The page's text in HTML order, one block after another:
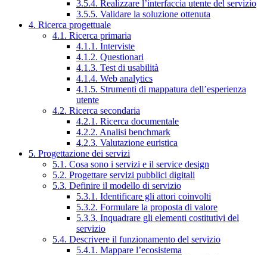
3.5.4. Realizzare l’interfaccia utente del servizio
3.5.5. Validare la soluzione ottenuta
4. Ricerca progettuale
4.1. Ricerca primaria
4.1.1. Interviste
4.1.2. Questionari
4.1.3. Test di usabilità
4.1.4. Web analytics
4.1.5. Strumenti di mappatura dell’esperienza
utente
4.2. Ricerca secondaria
4.2.1. Ricerca documentale
4.2.2. Analisi benchmark
4.2.3. Valutazione euristica
5. Progettazione dei servizi
5.1. Cosa sono i servizi e il service design
5.2. Progettare servizi pubblici digitali
5.3. Definire il modello di servizio
5.3.1. Identificare gli attori coinvolti
5.3.2. Formulare la proposta di valore
5.3.3. Inquadrare gli elementi costitutivi del
servizio
5.4. Descrivere il funzionamento del servizio
5.4.1. Mappare l’ecosistema